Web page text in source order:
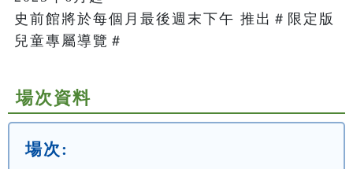
史前館將於每個月最後週末下午 推出＃限定版
兒童專屬導覽＃
場次資料
場次: